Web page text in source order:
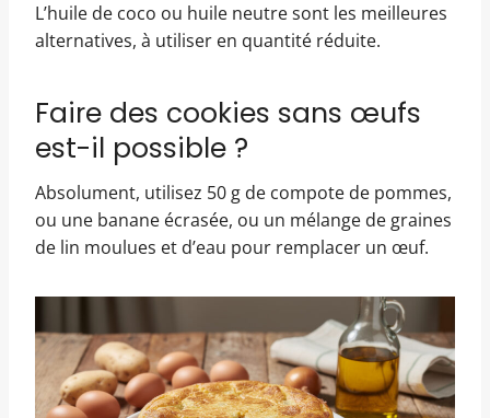
L’huile de coco ou huile neutre sont les meilleures
alternatives, à utiliser en quantité réduite.
Faire des cookies sans œufs
est-il possible ?
Absolument, utilisez 50 g de compote de pommes,
ou une banane écrasée, ou un mélange de graines
de lin moulues et d’eau pour remplacer un œuf.